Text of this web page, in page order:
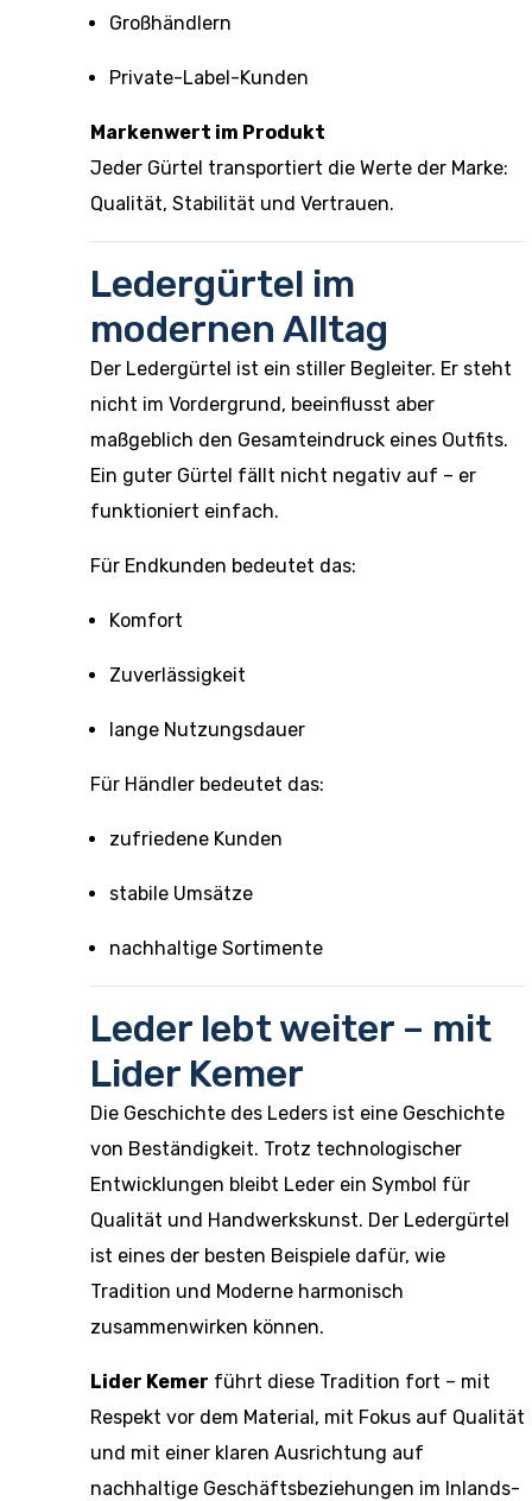
Großhändlern
Private-Label-Kunden
Markenwert im Produkt
Jeder Gürtel transportiert die Werte der Marke:
Qualität, Stabilität und Vertrauen.
Ledergürtel im
modernen Alltag
Der Ledergürtel ist ein stiller Begleiter. Er steht
nicht im Vordergrund, beeinflusst aber
maßgeblich den Gesamteindruck eines Outfits.
Ein guter Gürtel fällt nicht negativ auf – er
funktioniert einfach.
Für Endkunden bedeutet das:
Komfort
Zuverlässigkeit
lange Nutzungsdauer
Für Händler bedeutet das:
zufriedene Kunden
stabile Umsätze
nachhaltige Sortimente
Leder lebt weiter – mit
Lider Kemer
Die Geschichte des Leders ist eine Geschichte
von Beständigkeit. Trotz technologischer
Entwicklungen bleibt Leder ein Symbol für
Qualität und Handwerkskunst. Der Ledergürtel
ist eines der besten Beispiele dafür, wie
Tradition und Moderne harmonisch
zusammenwirken können.
Lider Kemer führt diese Tradition fort – mit
Respekt vor dem Material, mit Fokus auf Qualität
und mit einer klaren Ausrichtung auf
nachhaltige Geschäftsbeziehungen im Inlands-